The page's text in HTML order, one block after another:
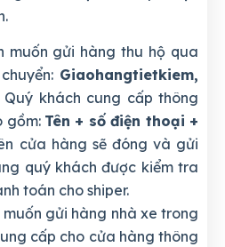
muốn gửi hàng thu hộ qua
Giaohangtietkiem,
Quý khách cung cấp thông
gồm: Tên + số điện thoại +
cửa hàng sẽ đóng và gửi
quý khách được kiểm tra
toán cho shiper.
gửi hàng nhà xe trong
cấp cho cửa hàng thông